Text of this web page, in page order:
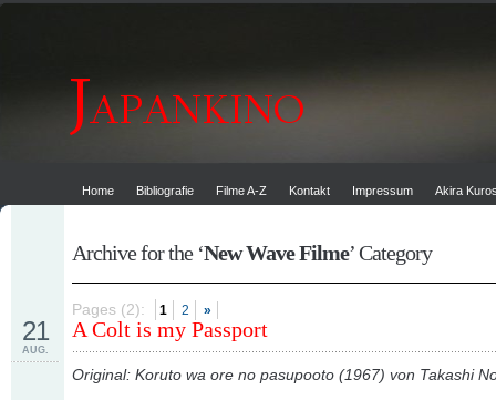
Home Bibliografie Filme A-Z Kontakt Impressum Akira
Archive for the ‘New Wave Filme’ Category
Pages (2): 1 2 »
A Colt is my Passport
21
AUG.
Original: Koruto wa ore no pasupooto (1967) von Takashi